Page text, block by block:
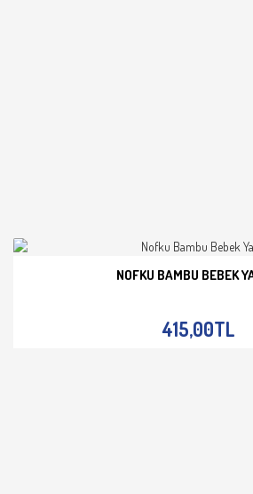
NOFKU BAMBU BEBEK
415,00TL